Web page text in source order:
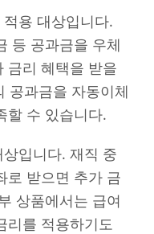
용 대상입니다.
등 공과금을 우체
금리 혜택을 받을
공과금을 자동이체
할 수 있습니다.
입니다. 재직 중
로 받으면 추가 금
상품에서는 급여
리를 적용하기도